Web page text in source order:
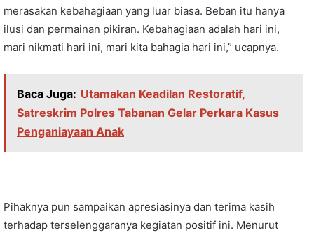
merasakan kebahagiaan yang luar biasa. Beban itu hanya
ilusi dan permainan pikiran. Kebahagiaan adalah hari ini,
mari nikmati hari ini, mari kita bahagia hari ini,” ucapnya.
Baca Juga: Utamakan Keadilan Restoratif,
Satreskrim Polres Tabanan Gelar Perkara Kasus
Penganiayaan Anak
Pihaknya pun sampaikan apresiasinya dan terima kasih
terhadap terselenggaranya kegiatan positif ini. Menurut